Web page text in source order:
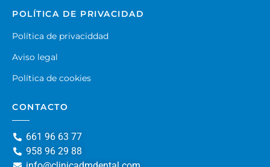
CONTACTO
661 96 63 77
958 96 29 88
POLÍTICA DE PRIVACIDAD
Política de privaciddad
Aviso legal
Política de cookies